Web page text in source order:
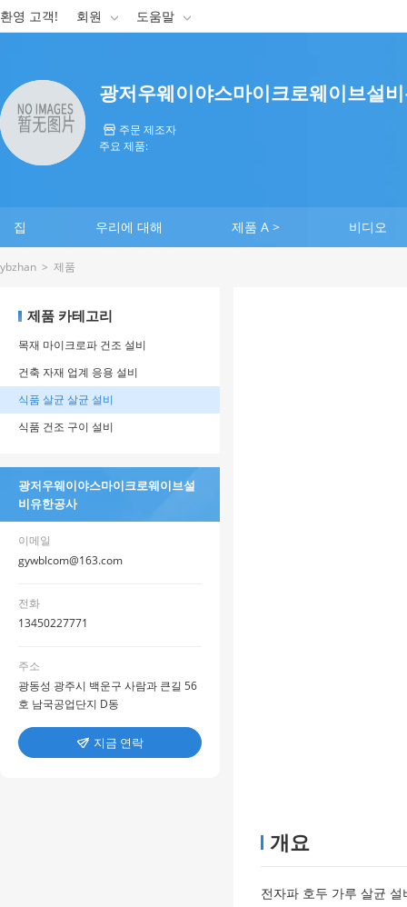
환영 고객! 회원  도움말 
광저우웨이야스마이크로웨이브설
 주문 제조자
주요 제품:
집 우리에 대해 제품 A > 비디오
ybzhan > 제품
제품 카테고리
목재 마이크로파 건조 설비
건축 자재 업계 응용 설비
식품 살균 살균 설비
식품 건조 구이 설비
광저우웨이야스마이크로웨이브설
비유한공사
이메일
gywblcom@163.com
전화
13450227771
주소
광동성 광주시 백운구 사람과 큰길 56
호 남국공업단지 D동
 지금 연락
개요
전자파 호두 가루 살균